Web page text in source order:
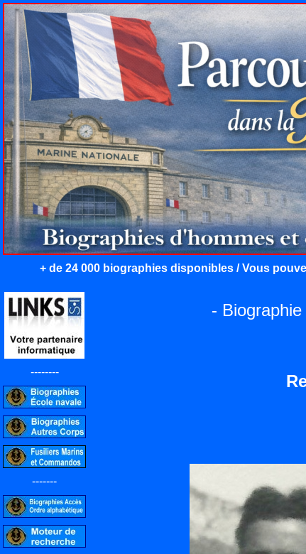
+ de 24 000 biographies disponibles / Vous
--------
-------
-